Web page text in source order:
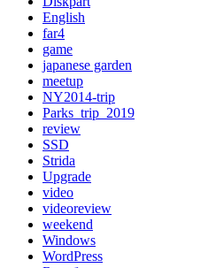
English
far4
game
japanese garden
meetup
NY2014-trip
Parks_trip_2019
review
SSD
Strida
Upgrade
video
videoreview
weekend
Windows
WordPress